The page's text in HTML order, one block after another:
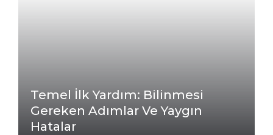
Temel İlk Yardım: Bilinmesi
Gereken Adımlar Ve Yaygın
Hatalar